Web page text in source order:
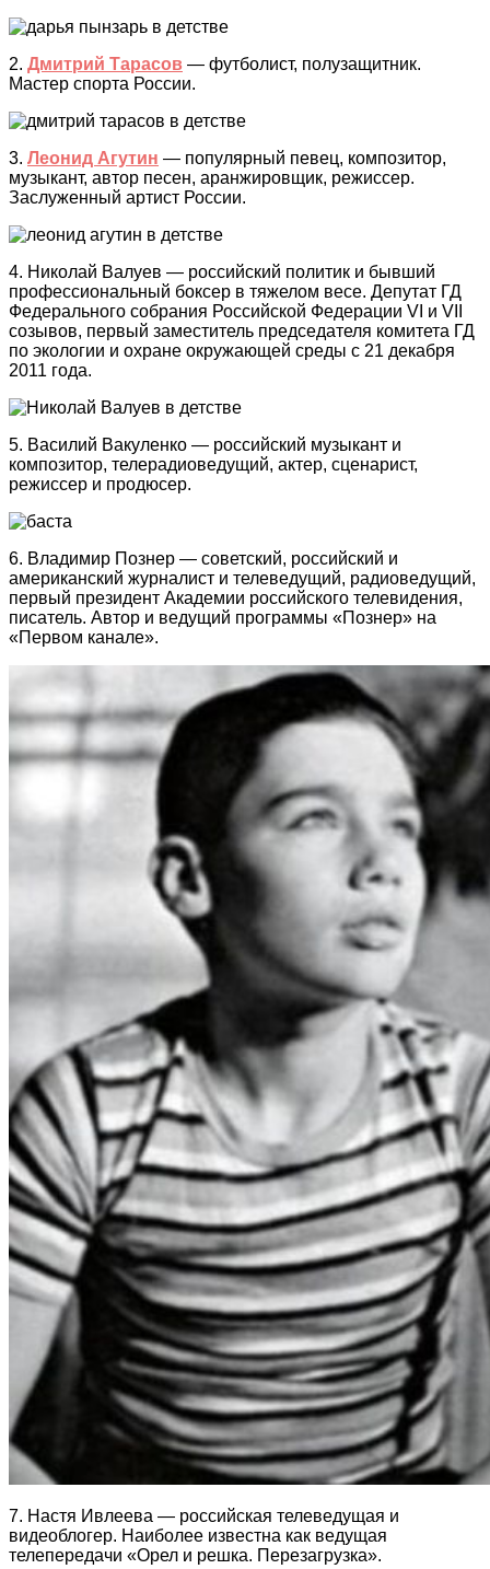
2. Дмитрий Тарасов — футболист, полузащитник.
Мастер спорта России.
3. Леонид Агутин — популярный певец, композитор,
музыкант, автор песен, аранжировщик, режиссер.
Заслуженный артист России.
4. Николай Валуев — российский политик и бывший
профессиональный боксер в тяжелом весе. Депутат ГД
Федерального собрания Российской Федерации VI и VII
созывов, первый заместитель председателя комитета ГД
по экологии и охране окружающей среды с 21 декабря
2011 года.
5. Василий Вакуленко — российский музыкант и
композитор, телерадиоведущий, актер, сценарист,
режиссер и продюсер.
6. Владимир Познер — советский, российский и
американский журналист и телеведущий, радиоведущий,
первый президент Академии российского телевидения,
писатель. Автор и ведущий программы «Познер» на
«Первом канале».
7. Настя Ивлеева — российская телеведущая и
видеоблогер. Наиболее известна как ведущая
телепередачи «Орел и решка. Перезагрузка».